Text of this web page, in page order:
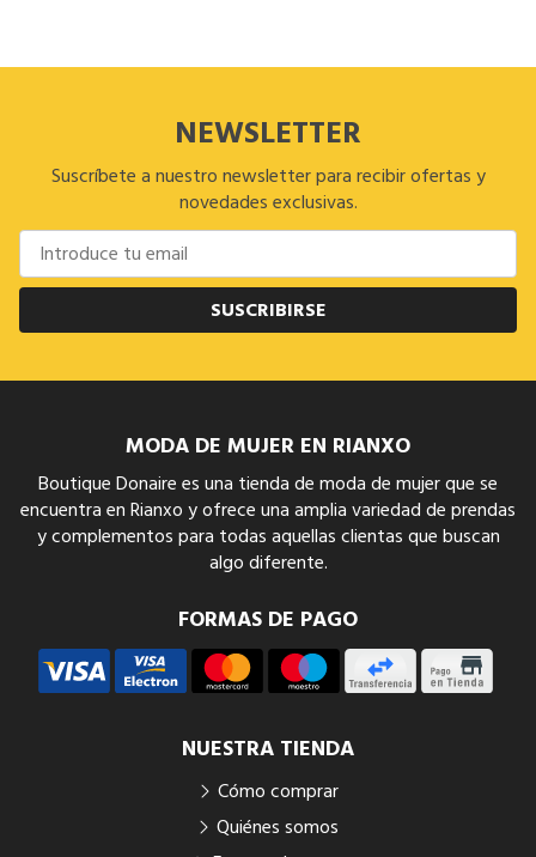
NEWSLETTER
Suscríbete a nuestro newsletter para recibir ofertas y
novedades exclusivas.
SUSCRIBIRSE
MODA DE MUJER EN RIANXO
Boutique Donaire es una tienda de moda de mujer que se
encuentra en Rianxo y ofrece una amplia variedad de prendas
y complementos para todas aquellas clientas que buscan
algo diferente.
FORMAS DE PAGO
NUESTRA TIENDA
Cómo comprar
Quiénes somos